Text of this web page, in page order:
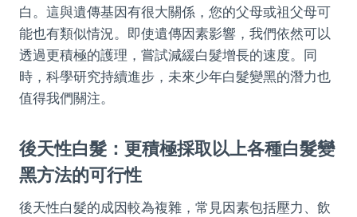
白。這與遺傳基因有很大關係，您的父母或祖父母可
能也有類似情況。即使遺傳因素影響，我們依然可以
透過更積極的護理，嘗試減緩白髮增長的速度。同
時，科學研究持續進步，未來少年白髮變黑的潛力也
值得我們關注。
後天性白髮：更積極採取以上各種白髮變
黑方法的可行性
後天性白髮的成因較為複雜，常見因素包括壓力、飲